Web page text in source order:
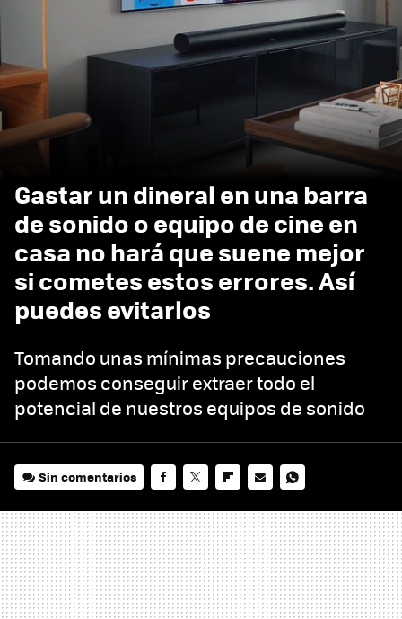
Gastar un dineral en una barra
de sonido o equipo de cine en
casa no hará que suene mejor
si cometes estos errores. Así
puedes evitarlos
Tomando unas mínimas precauciones
podemos conseguir extraer todo el
potencial de nuestros equipos de sonido
Sin comentarios
MAIL